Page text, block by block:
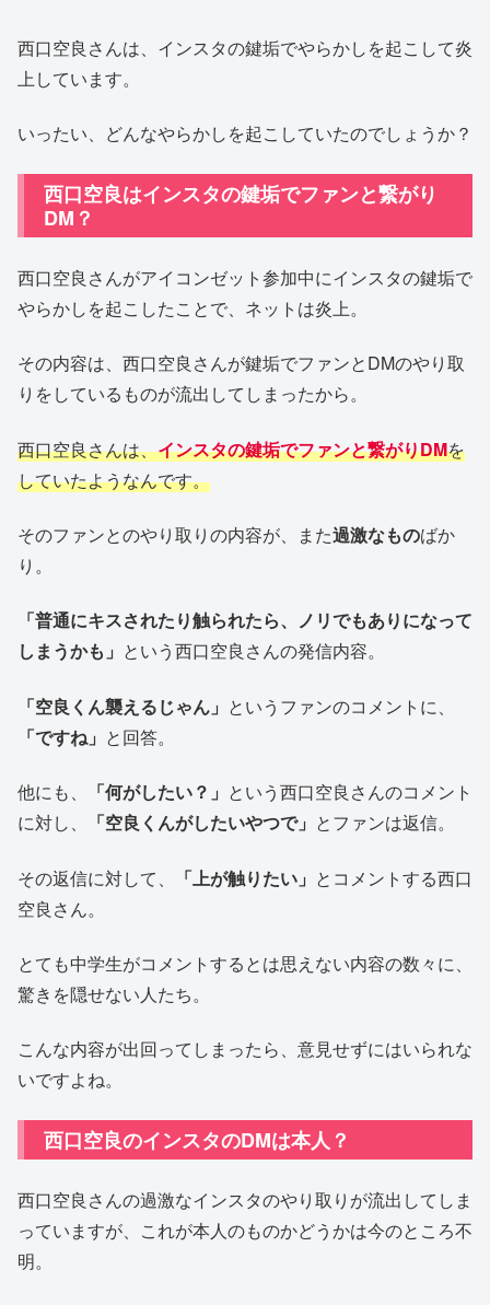
西口空良さんは、インスタの鍵垢でやらかしを起こして炎
上しています。
いったい、どんなやらかしを起こしていたのでしょうか？
西口空良はインスタの鍵垢でファンと繋がり
DM？
西口空良さんがアイコンゼット参加中にインスタの鍵垢で
やらかしを起こしたことで、ネットは炎上。
その内容は、西口空良さんが鍵垢でファンとDMのやり取
りをしているものが流出してしまったから。
西口空良さんは、インスタの鍵垢でファンと繋がりDMを
していたようなんです。
そのファンとのやり取りの内容が、また過激なものばか
り。
「普通にキスされたり触られたら、ノリでもありになって
しまうかも」 という西口空良さんの発信内容。
「空良くん襲えるじゃん」 というファンのコメントに、
「ですね」 と回答。
他にも、 「何がしたい？」 という西口空良さんのコメント
に対し、
「空良くんがしたいやつで」 とファンは返信。
その返信に対して、 「上が触りたい」 とコメントする西口
空良さん。
とても中学生がコメントするとは思えない内容の数々に、
驚きを隠せない人たち。
こんな内容が出回ってしまったら、意見せずにはいられな
いですよね。
西口空良のインスタのDMは本人？
西口空良さんの過激なインスタのやり取りが流出してしま
っていますが、これが本人のものかどうかは今のところ不
明。